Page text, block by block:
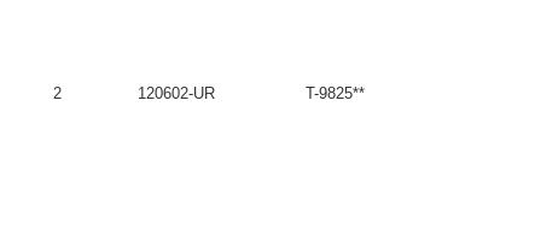
2 120602-UR T-9825**